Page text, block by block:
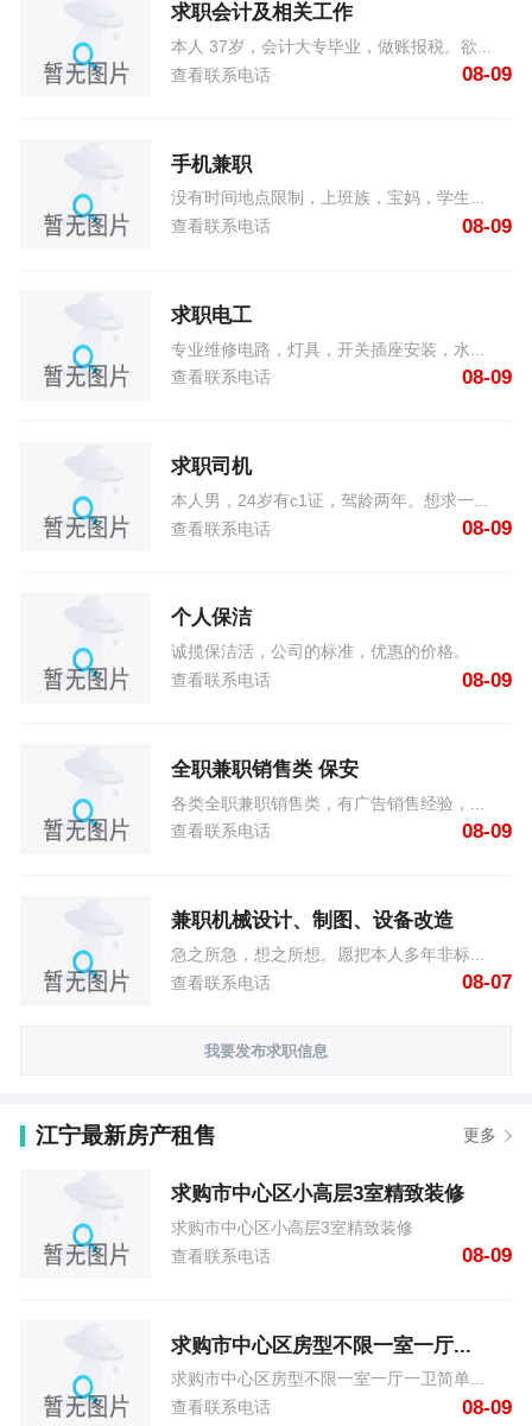
求职会计及相关工作
本人 37岁，会计大专毕业，做账报税。欲...
查看联系电话
08-09
手机兼职
没有时间地点限制，上班族，宝妈，学生...
查看联系电话
08-09
求职电工
专业维修电路，灯具，开关插座安装，水...
查看联系电话
08-09
求职司机
本人男，24岁有c1证，驾龄两年。想求一...
查看联系电话
08-09
个人保洁
诚揽保洁活，公司的标准，优惠的价格。
查看联系电话
08-09
全职兼职销售类 保安
各类全职兼职销售类，有广告销售经验，...
查看联系电话
08-09
兼职机械设计、制图、设备改造
急之所急，想之所想。愿把本人多年非标...
查看联系电话
08-07
我要发布求职信息
江宁最新房产租售 更多
求购市中心区小高层3室精致装修
求购市中心区小高层3室精致装修
查看联系电话
08-09
求购市中心区房型不限一室一厅...
求购市中心区房型不限一室一厅一卫简单...
查看联系电话
08-09